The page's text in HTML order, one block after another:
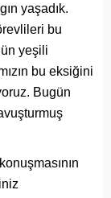
yaşadık.
bu
yeşili
bu eksiğini
Bugün